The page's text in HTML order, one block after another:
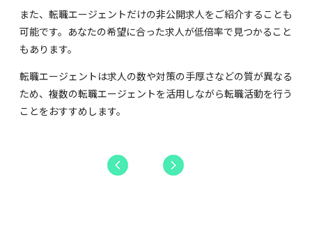
また、転職エージェントだけの非公開求人をご紹介することも
可能です。あなたの希望に合った求人が低倍率で見つかること
もあります。
転職エージェントは求人の数や対策の手厚さなどの質が異なる
ため、複数の転職エージェントを活用しながら転職活動を行う
ことをおすすめします。